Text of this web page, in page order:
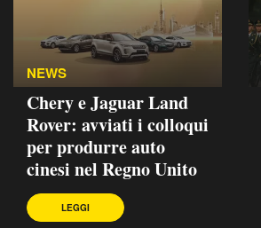
NEWS
Chery e Jaguar Land
Rover: avviati i colloqui
per produrre auto
cinesi nel Regno Unito
LEGGI